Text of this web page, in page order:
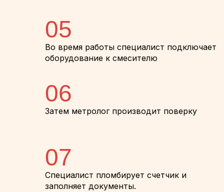
05
Во время работы специалист подключает
оборудование к смесителю
06
Затем метролог производит поверку
07
Специалист пломбирует счетчик и
заполняет документы.